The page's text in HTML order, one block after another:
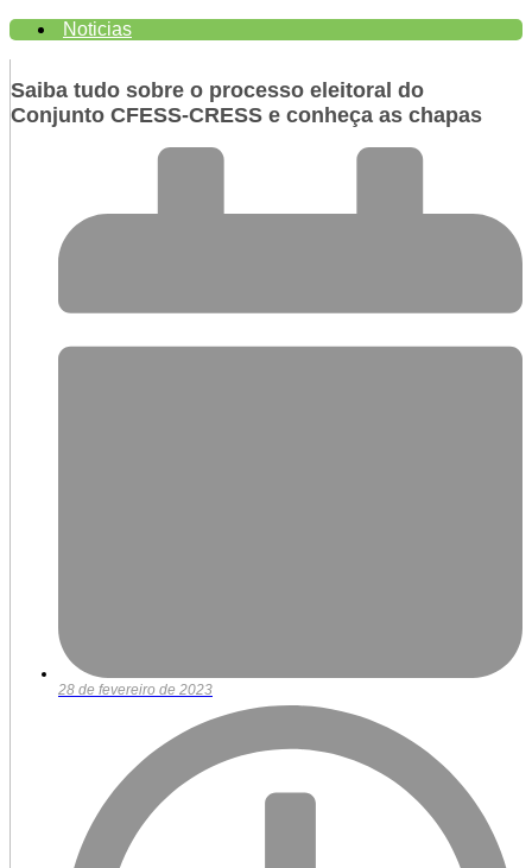
Noticias
Saiba tudo sobre o processo eleitoral do
Conjunto CFESS-CRESS e conheça as chapas
28 de fevereiro de 2023